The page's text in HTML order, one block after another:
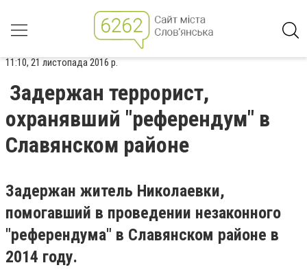
11:10, 21 листопада 2016 р.
Задержан террорист,
охранявший "референдум" в
Славянском районе
Задержан житель Николаевки,
помогавший в проведении незаконного
"референдума" в Славянском районе в
2014 году.